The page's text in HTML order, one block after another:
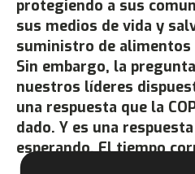
protegiendo a sus
sus medios de vida y
suministro de alimentos
Sin embargo, la
nuestros líderes
una respuesta que la
dado. Y es una
esperando. El tiempo